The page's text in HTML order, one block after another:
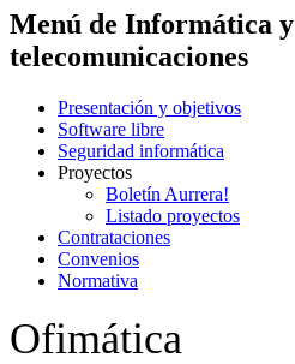
Menú de Informática y
telecomunicaciones
Presentación y objetivos
Software libre
Seguridad informática
Proyectos
Boletín Aurrera!
Listado proyectos
Contrataciones
Convenios
Normativa
Ofimática